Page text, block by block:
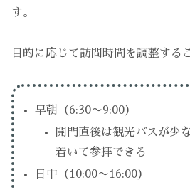
す。
目的に応じて訪問時間を調整する
早朝（6:30〜9:00）
開門直後は観光バスが少
着いて参拝できる
日中（10:00〜16:00）